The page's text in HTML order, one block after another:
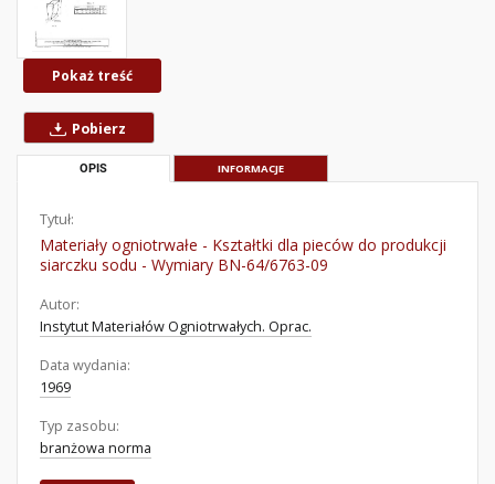
Pokaż treść
Pobierz
OPIS INFORMACJE
Tytuł:
Materiały ogniotrwałe - Kształtki dla pieców do produkcji
siarczku sodu - Wymiary BN-64/6763-09
Autor:
Instytut Materiałów Ogniotrwałych. Oprac.
Data wydania:
1969
Typ zasobu:
branżowa norma